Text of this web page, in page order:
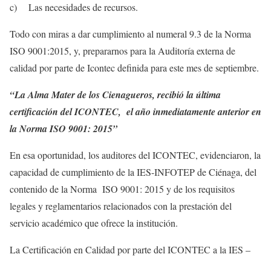
c) Las necesidades de recursos.
Todo con miras a dar cumplimiento al numeral 9.3 de la Norma
ISO 9001:2015, y, prepararnos para la Auditoría externa de
calidad por parte de Icontec definida para este mes de septiembre.
“La Alma Mater de los Cienagueros, recibió la última
certificación del ICONTEC, el año inmediatamente anterior en
la Norma ISO 9001: 2015”
En esa oportunidad, los auditores del ICONTEC, evidenciaron, la
capacidad de cumplimiento de la IES-INFOTEP de Ciénaga, del
contenido de la Norma ISO 9001: 2015 y de los requisitos
legales y reglamentarios relacionados con la prestación del
servicio académico que ofrece la institución.
La Certificación en Calidad por parte del ICONTEC a la IES –